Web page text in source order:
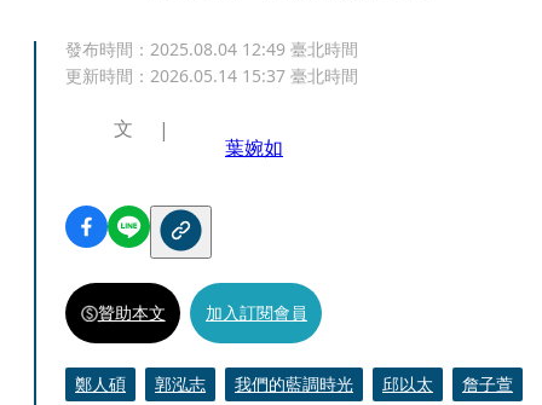
發布時間： 2025.08.04 12:49 臺北時間
更新時間： 2026.05.14 15:37 臺北時間
文
葉婉如
贊助本文 加入訂閱會員
鄭人碩 郭泓志 我們的藍調時光 邱以太 詹子萱